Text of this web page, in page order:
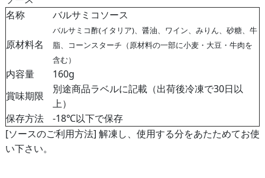
名称
バルサミコソース
原材料名
バルサミコ酢(イタリア)、醤油、ワイン、みりん、砂糖、牛
脂、コーンスターチ（原材料の一部に小麦・大豆・牛肉を
含む）
内容量
160g
賞味期限
別途商品ラベルに記載（出荷後冷凍で30日以
上）
保存方法
-18℃以下で保存
[ソースのご利用方法] 解凍し、使用する分をあたためてお使
い下さい。